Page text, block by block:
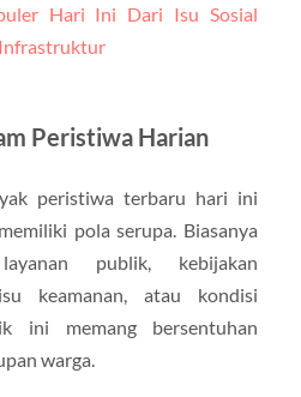
Hari Ini Dari Isu Sosial
Peristiwa Harian
peristiwa terbaru hari ini
pola serupa. Biasanya
publik, kebijakan
keamanan, atau kondisi
ini memang bersentuhan
warga.